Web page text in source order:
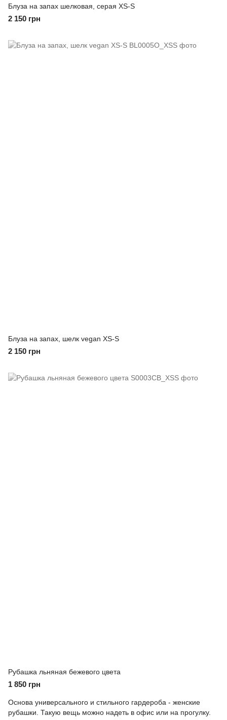
Блуза на запах шелковая, серая XS-S
2 150 грн
Блуза на запах, шелк vegan XS-S
2 150 грн
Рубашка льняная бежевого цвета
1 850 грн
Основа универсального и стильного гардероба - женские
рубашки. Такую вещь можно надеть в офис или на прогулку.